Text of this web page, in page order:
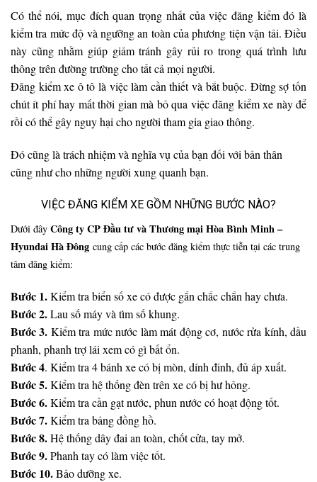
Có thể nói, mục đích quan trọng nhất của việc đăng kiểm đó là
kiểm tra mức độ và ngưỡng an toàn của phương tiện vận tải. Điều
này cũng nhằm giúp giảm tránh gây rủi ro trong quá trình lưu
thông trên đường trường cho tất cả mọi người.
Đăng kiểm xe ô tô là việc làm cần thiết và bắt buộc. Đừng sợ tốn
chút ít phí hay mất thời gian mà bỏ qua việc đăng kiểm xe này để
rồi có thể gây nguy hại cho người tham gia giao thông.
Đó cũng là trách nhiệm và nghĩa vụ của bạn đối với bản thân
cũng như cho những người xung quanh bạn.
VIỆC ĐĂNG KIỂM XE GỒM NHỮNG BƯỚC NÀO?
Dưới đây Công ty CP Đầu tư và Thương mại Hòa Bình Minh –
Hyundai Hà Đông cung cấp các bước đăng kiểm thực tiễn tại các trung
tâm đăng kiểm:
Bước 1.Kiểm tra biển số xe có được gắn chắc chắn hay chưa.
Bước 2.Lau số máy và tìm số khung.
Bước 3. Kiểm tra mức nước làm mát động cơ, nước rửa kính, dầu
phanh, phanh trợ lái xem có gì bất ổn.
Bước 4. Kiểm tra 4 bánh xe có bị mòn, dính đinh, đủ áp xuất.
Bước 5.Kiểm tra hệ thống đèn trên xe có bị hư hỏng.
Bước 6.Kiểm tra cần gạt nước, phun nước có hoạt động tốt.
Bước 7.Kiểm tra bảng đồng hồ.
Bước 8.Hệ thống dây đai an toàn, chốt cửa, tay mở.
Bước 9.Phanh tay có làm việc tốt.
Bước 10.Bảo dưỡng xe.